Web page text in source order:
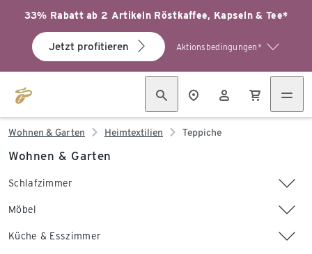
33% Rabatt ab 2 Artikeln Röstkaffee, Kapseln & Tee*
Jetzt profitieren Aktionsbedingungen*
Wohnen & Garten Heimtextilien Teppiche
Wohnen & Garten
Schlafzimmer
Möbel
Küche & Esszimmer